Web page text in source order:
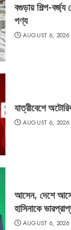
বগুড়ায় শিল্প-বর্জ্য
পণ্য
AUGUST 6, 2026
যাত্রীবেশে
AUGUST 6, 2026
আসেন, দেশে
হাসিনাকে
AUGUST 6, 2026